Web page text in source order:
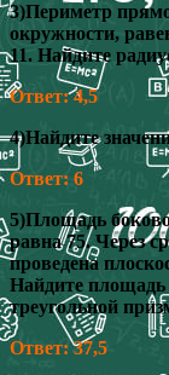
3)Периметр
окружности,
11. Найдите
Ответ: 4,5
4)Найдите
Ответ: 6
5)Площадь
равна 75. Через
проведена
Найдите площадь
треугольной
Ответ: 37,5